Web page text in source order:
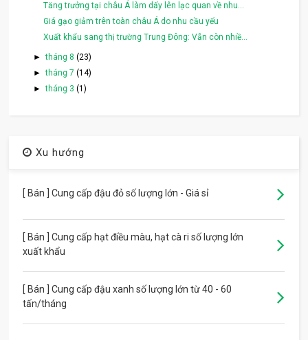
Tăng trưởng tại châu Á làm dấy lên lạc quan về nhu...
Giá gạo giảm trên toàn châu Á do nhu cầu yếu
Xuất khẩu sang thị trường Trung Đông: Vẫn còn nhiề...
►tháng 8 (23)
►tháng 7 (14)
►tháng 3 (1)
Xu hướng
[ Bán ] Cung cấp đậu đỏ số lượng lớn - Giá sỉ
[ Bán ] Cung cấp hạt điều màu, hạt cà ri số lượng lớn
xuất khẩu
[ Bán ] Cung cấp đậu xanh số lượng lớn từ 40 - 60
tấn/tháng